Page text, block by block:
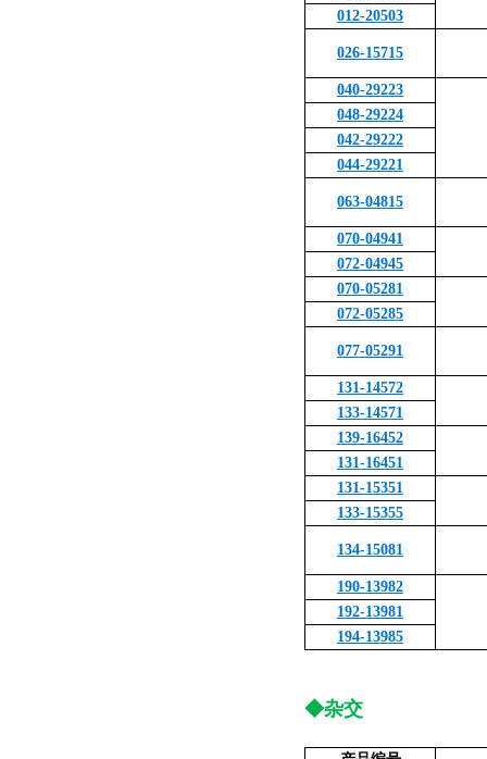
012-20503
026-15715
040-29223
048-29224
042-29222
044-29221
063-04815
070-04941
072-04945
070-05281
072-05285
077-05291
131-14572
133-14571
139-16452
131-16451
131-15351
133-15355
134-15081
190-13982
192-13981
194-13985
◆杂交